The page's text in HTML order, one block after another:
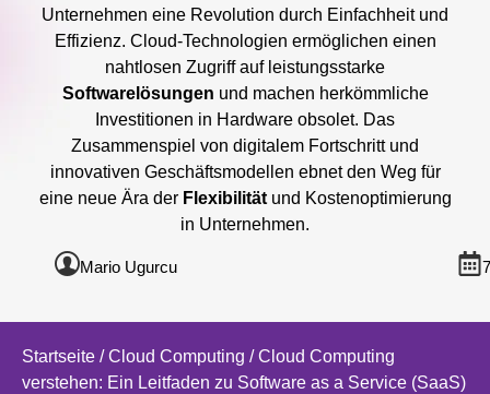
Unternehmen eine Revolution durch Einfachheit und
Effizienz. Cloud-Technologien ermöglichen einen
nahtlosen Zugriff auf leistungsstarke
Softwarelösungen und machen herkömmliche
Investitionen in Hardware obsolet. Das
Zusammenspiel von digitalem Fortschritt und
innovativen Geschäftsmodellen ebnet den Weg für
eine neue Ära der Flexibilitätund Kostenoptimierung
in Unternehmen.
Mario Ugurcu
Startseite / Cloud Computing / Cloud Computing
verstehen: Ein Leitfaden zu Software as a Service (SaaS)